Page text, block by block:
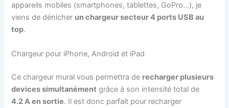
appareils mobiles (smartphones, tablettes, GoPro…), je
viens de dénicher un chargeur secteur 4 ports USB au
top.
Chargeur pour iPhone, Android et iPad
Ce chargeur mural vous permettra de recharger plusieurs
devices simultanément grâce à son intensité total de
4.2 A en sortie. Il est donc parfait pour recharger